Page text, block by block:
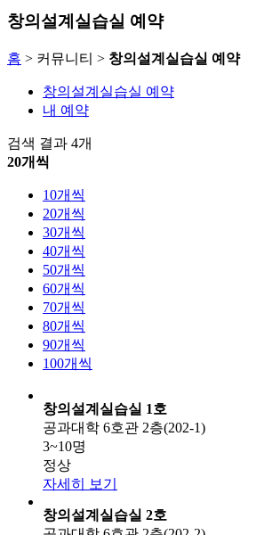
창의설계실습실 예약
홈 > 커뮤니티 > 창의설계실습실 예약
창의설계실습실 예약
내 예약
검색 결과 4개
20개씩
10개씩
20개씩
30개씩
40개씩
50개씩
60개씩
70개씩
80개씩
90개씩
100개씩
창의설계실습실 1호
공과대학 6호관 2층(202-1)
3~10명
정상
자세히 보기
창의설계실습실 2호